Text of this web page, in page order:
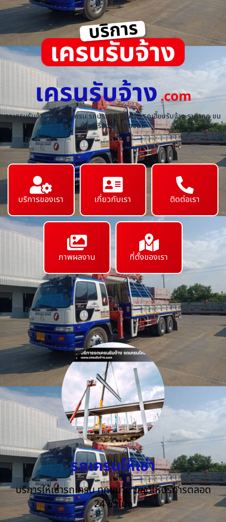
เครนรับจ้าง.com
รถเครนรับจ้าง ให้เช่ารถเครน รถบรรทุกติดเครน รถเฮี๊ยบรับจ้าง ราคาถูก ขน
ย้ายเครื่องจักร ทุกชนิด
บริการของเรา เกี่ยวกับเรา ติดต่อเรา
ภาพผลงาน ที่ตั้งของเรา
รถเครนให้เช่า
บริการให้เช่ารถเครน ทุกขนาด ยินดีให้บริการตลอด
24 ชั่วโมง